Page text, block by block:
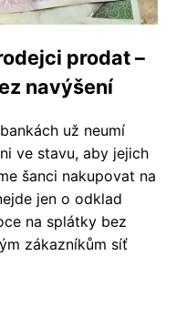
prodat –
navýšení
už neumí
ve stavu, aby jejich
šanci nakupovat na
jen o odklad
na splátky bez
zákazníkům síť